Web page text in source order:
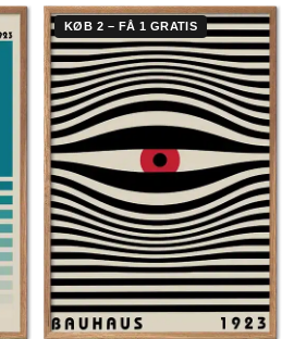
KØB 2 – FÅ 1 GRATIS